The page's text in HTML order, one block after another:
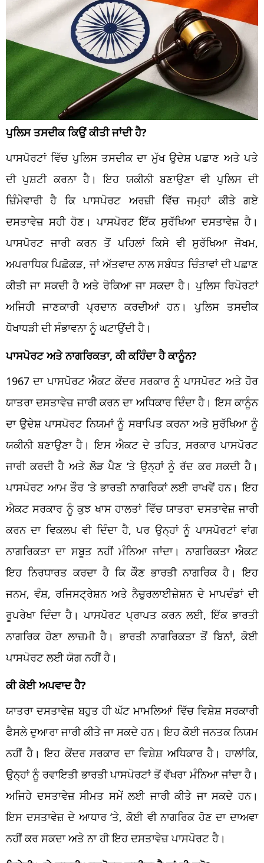
ਪੁਲਿਸ ਤਸਦੀਕ ਕਿਉਂ ਕੀਤੀ ਜਾਂਦੀ ਹੈ?
ਪਾਸਪੋਰਟਾਂ ਵਿੱਚ ਪੁਲਿਸ ਤਸਦੀਕ ਦਾ ਮੁੱਖ ਉਦੇਸ਼ ਪਛਾਣ ਅਤੇ ਪਤੇ
ਦੀ ਪੁਸ਼ਟੀ ਕਰਨਾ ਹੈ। ਇਹ ਯਕੀਨੀ ਬਣਾਉਣਾ ਵੀ ਪੁਲਿਸ ਦੀ
ਜ਼ਿੰਮੇਵਾਰੀ ਹੈ ਕਿ ਪਾਸਪੋਰਟ ਅਰਜ਼ੀ ਵਿੱਚ ਜਮ੍ਹਾਂ ਕੀਤੇ ਗਏ
ਦਸਤਾਵੇਜ਼ ਸਹੀ ਹੋਣ। ਪਾਸਪੋਰਟ ਇੱਕ ਸੁਰੱਖਿਆ ਦਸਤਾਵੇਜ਼ ਹੈ।
ਪਾਸਪੋਰਟ ਜਾਰੀ ਕਰਨ ਤੋਂ ਪਹਿਲਾਂ ਕਿਸੇ ਵੀ ਸੁਰੱਖਿਆ ਜੋਖਮ,
ਅਪਰਾਧਿਕ ਪਿਛੋਕੜ, ਜਾਂ ਅੱਤਵਾਦ ਨਾਲ ਸਬੰਧਤ ਚਿੰਤਾਵਾਂ ਦੀ ਪਛਾਣ
ਕੀਤੀ ਜਾ ਸਕਦੀ ਹੈ ਅਤੇ ਰੋਕਿਆ ਜਾ ਸਕਦਾ ਹੈ। ਪੁਲਿਸ ਰਿਪੋਰਟਾਂ
ਅਜਿਹੀ ਜਾਣਕਾਰੀ ਪ੍ਰਦਾਨ ਕਰਦੀਆਂ ਹਨ। ਪੁਲਿਸ ਤਸਦੀਕ
ਧੋਖਾਧੜੀ ਦੀ ਸੰਭਾਵਨਾ ਨੂੰ ਘਟਾਉਂਦੀ ਹੈ।
ਪਾਸਪੋਰਟ ਅਤੇ ਨਾਗਰਿਕਤਾ, ਕੀ ਕਹਿੰਦਾ ਹੈ ਕਾਨੂੰਨ?
1967 ਦਾ ਪਾਸਪੋਰਟ ਐਕਟ ਕੇਂਦਰ ਸਰਕਾਰ ਨੂੰ ਪਾਸਪੋਰਟ ਅਤੇ ਹੋਰ
ਯਾਤਰਾ ਦਸਤਾਵੇਜ਼ ਜਾਰੀ ਕਰਨ ਦਾ ਅਧਿਕਾਰ ਦਿੰਦਾ ਹੈ। ਇਸ ਕਾਨੂੰਨ
ਦਾ ਉਦੇਸ਼ ਪਾਸਪੋਰਟ ਨਿਯਮਾਂ ਨੂੰ ਸਥਾਪਿਤ ਕਰਨਾ ਅਤੇ ਸੁਰੱਖਿਆ ਨੂੰ
ਯਕੀਨੀ ਬਣਾਉਣਾ ਹੈ। ਇਸ ਐਕਟ ਦੇ ਤਹਿਤ, ਸਰਕਾਰ ਪਾਸਪੋਰਟ
ਜਾਰੀ ਕਰਦੀ ਹੈ ਅਤੇ ਲੋੜ ਪੈਣ ‘ਤੇ ਉਨ੍ਹਾਂ ਨੂੰ ਰੱਦ ਕਰ ਸਕਦੀ ਹੈ।
ਪਾਸਪੋਰਟ ਆਮ ਤੌਰ ‘ਤੇ ਭਾਰਤੀ ਨਾਗਰਿਕਾਂ ਲਈ ਰਾਖਵੇਂ ਹਨ। ਇਹ
ਐਕਟ ਸਰਕਾਰ ਨੂੰ ਕੁਝ ਖਾਸ ਹਾਲਤਾਂ ਵਿੱਚ ਯਾਤਰਾ ਦਸਤਾਵੇਜ਼ ਜਾਰੀ
ਕਰਨ ਦਾ ਵਿਕਲਪ ਵੀ ਦਿੰਦਾ ਹੈ, ਪਰ ਉਨ੍ਹਾਂ ਨੂੰ ਪਾਸਪੋਰਟਾਂ ਵਾਂਗ
ਨਾਗਰਿਕਤਾ ਦਾ ਸਬੂਤ ਨਹੀਂ ਮੰਨਿਆ ਜਾਂਦਾ। ਨਾਗਰਿਕਤਾ ਐਕਟ
ਇਹ ਨਿਰਧਾਰਤ ਕਰਦਾ ਹੈ ਕਿ ਕੌਣ ਭਾਰਤੀ ਨਾਗਰਿਕ ਹੈ। ਇਹ
ਜਨਮ, ਵੰਸ਼, ਰਜਿਸਟ੍ਰੇਸ਼ਨ ਅਤੇ ਨੈਚੁਰਲਾਈਜ਼ੇਸ਼ਨ ਦੇ ਮਾਪਦੰਡਾਂ ਦੀ
ਰੂਪਰੇਖਾ ਦਿੰਦਾ ਹੈ। ਪਾਸਪੋਰਟ ਪ੍ਰਾਪਤ ਕਰਨ ਲਈ, ਇੱਕ ਭਾਰਤੀ
ਨਾਗਰਿਕ ਹੋਣਾ ਲਾਜ਼ਮੀ ਹੈ। ਭਾਰਤੀ ਨਾਗਰਿਕਤਾ ਤੋਂ ਬਿਨਾਂ, ਕੋਈ
ਪਾਸਪੋਰਟ ਲਈ ਯੋਗ ਨਹੀਂ ਹੈ।
ਕੀ ਕੋਈ ਅਪਵਾਦ ਹੈ?
ਯਾਤਰਾ ਦਸਤਾਵੇਜ਼ ਬਹੁਤ ਹੀ ਘੱਟ ਮਾਮਲਿਆਂ ਵਿੱਚ ਵਿਸ਼ੇਸ਼ ਸਰਕਾਰੀ
ਫੈਸਲੇ ਦੁਆਰਾ ਜਾਰੀ ਕੀਤੇ ਜਾ ਸਕਦੇ ਹਨ। ਇਹ ਕੋਈ ਜਨਤਕ ਨਿਯਮ
ਨਹੀਂ ਹੈ। ਇਹ ਕੇਂਦਰ ਸਰਕਾਰ ਦਾ ਵਿਸ਼ੇਸ਼ ਅਧਿਕਾਰ ਹੈ। ਹਾਲਾਂਕਿ,
ਉਨ੍ਹਾਂ ਨੂੰ ਰਵਾਇਤੀ ਭਾਰਤੀ ਪਾਸਪੋਰਟਾਂ ਤੋਂ ਵੱਖਰਾ ਮੰਨਿਆ ਜਾਂਦਾ ਹੈ।
ਅਜਿਹੇ ਦਸਤਾਵੇਜ਼ ਸੀਮਤ ਸਮੇਂ ਲਈ ਜਾਰੀ ਕੀਤੇ ਜਾ ਸਕਦੇ ਹਨ।
ਇਸ ਦਸਤਾਵੇਜ਼ ਦੇ ਆਧਾਰ ‘ਤੇ, ਕੋਈ ਵੀ ਨਾਗਰਿਕ ਹੋਣ ਦਾ ਦਾਅਵਾ
ਨਹੀਂ ਕਰ ਸਕਦਾ ਅਤੇ ਨਾ ਹੀ ਇਹ ਦਸਤਾਵੇਜ਼ ਪਾਸਪੋਰਟ ਹੈ।